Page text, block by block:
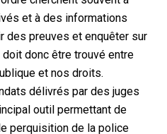
et à des informations
des preuves et enquêter sur
donc être trouvé entre
et nos droits.
délivrés par des juges
outil permettant de
perquisition de la police